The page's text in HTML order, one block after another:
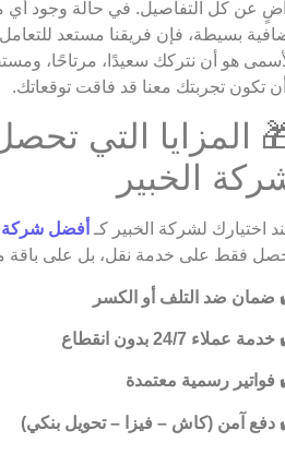
عن كل التفاصيل. في حالة وجود أي
بسيطة، فإن فريقنا مستعد للتعامل
هو أن نتركك سعيدًا، مرتاحًا،
تكون تجربتك معنا قد فاقت توقعاتك.
المزايا التي
الخبير
اختيارك لشركة الخبير كـ أفضل شركة
فقط على خدمة نقل، بل على باقة
ضمان ضد التلف أو الكسر
خدمة عملاء 24/7 بدون انقطاع
فواتير رسمية معتمدة
دفع آمن (كاش – فيزا – تحويل بنكي)